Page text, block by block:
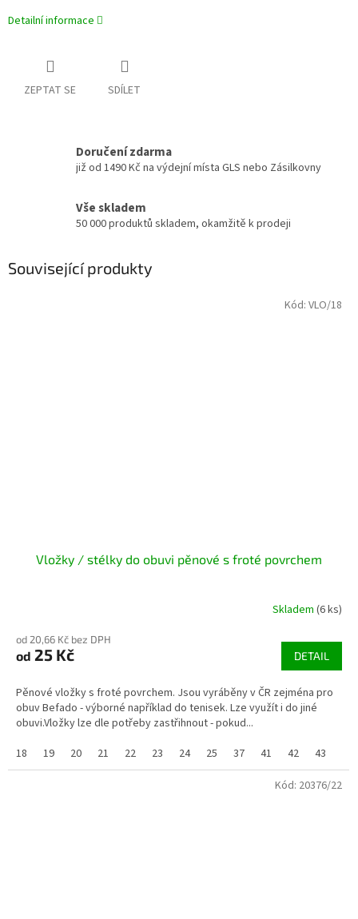
Detailní informace
ZEPTAT SE SDÍLET
Doručení zdarma
již od 1490 Kč na výdejní místa GLS nebo Zásilkovny
Vše skladem
50 000 produktů skladem, okamžitě k prodeji
Související produkty
Vložky / stélky do obuvi pěnové s froté povrchem
Skladem (6 ks)
od 20,66 Kč bez DPH
od 25 Kč DETAIL
Pěnové vložky s froté povrchem. Jsou vyráběny v ČR zejména pro
obuv Befado - výborné například do tenisek. Lze využít i do jiné
obuvi.Vložky lze dle potřeby zastřihnout - pokud...
18
19 20 21 22 23 24 25 37 41 42 43
Kód: VLO/18
Kód: 20376/22